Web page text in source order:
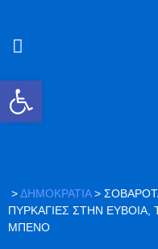
Ανοίξτε τη
>ΔΗΜΟΚΡΑΤΙΑ>
ΠΥΡΚΑΓΙΈΣ ΣΤΗΝ
ΜΠΈΝΟ